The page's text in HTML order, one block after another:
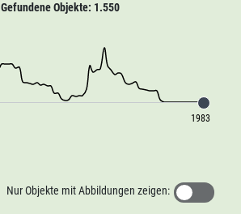
Gefundene Objekte: 1.550
1983
Nur Objekte mit Abbildungen zeigen: